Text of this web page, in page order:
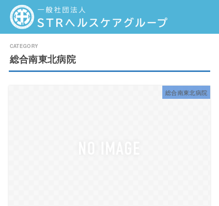
総合南東北病院
総合南東北病院